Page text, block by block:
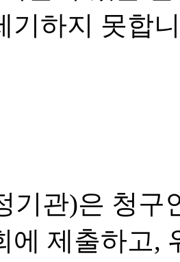
기하지 못합
기관)은 청구
에 제출하고,